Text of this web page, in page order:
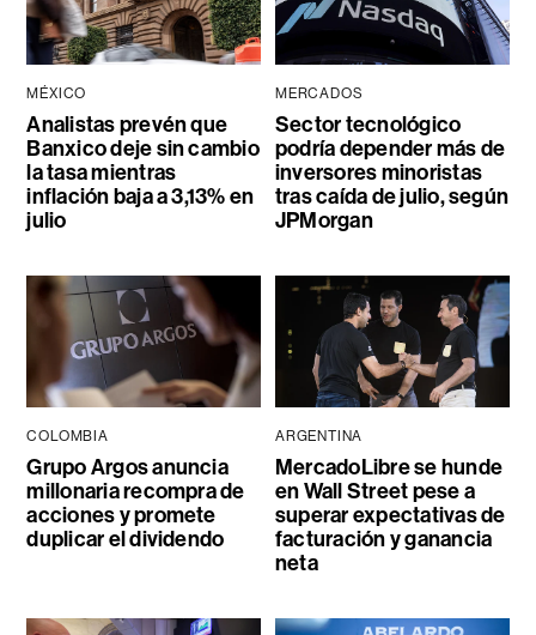
MÉXICO
Analistas prevén que
Banxico deje sin cambio
la tasa mientras
inflación baja a 3,13% en
julio
MERCADOS
Sector tecnológico
podría depender más de
inversores minoristas
tras caída de julio, según
JPMorgan
COLOMBIA
Grupo Argos anuncia
millonaria recompra de
acciones y promete
duplicar el dividendo
ARGENTINA
MercadoLibre se hunde
en Wall Street pese a
superar expectativas de
facturación y ganancia
neta